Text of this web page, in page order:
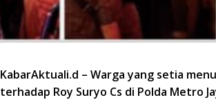
KabarAktuali.d – Warga yang setia
terhadap Roy Suryo Cs di Polda Metro